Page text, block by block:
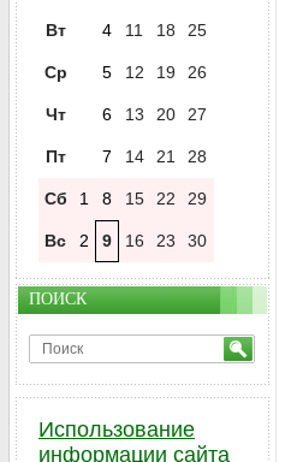
Вт 4 11 18 25
Ср 5 12 19 26
Чт 6 13 20 27
Пт 7 14 21 28
Сб 1 8 15 22 29
Вс 2 9 16 23 30
ПОИСК
Использование
информации сайта